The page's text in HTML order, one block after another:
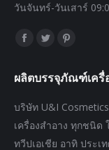
วันจันทร์-วันเสาร์
Find us on:
Facebook
opens
in
new
window
Twitter
opens
new
window
Pinterest
opens
window
ผลิตบรรจุภัณฑ์เครื่
บริษัท U&I
เครื่องสำอาง ทุกชนิ
ทวีปเอเชีย อาทิ ประเ